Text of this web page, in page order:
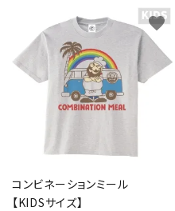
コンビネーションミール
【KIDSサイズ】
favorite